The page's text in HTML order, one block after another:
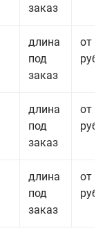
заказ
длина
под
заказ
от
руб.
длина
под
заказ
от
руб.
длина
под
заказ
от
руб.